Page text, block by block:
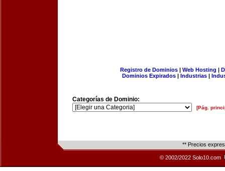
Registro de Dominios| Web Hosting |
Dominios Expirados | Industrias |
Categorías de Dominio:
[Pág.
** Precios
© 2002/2022 Solo10.com